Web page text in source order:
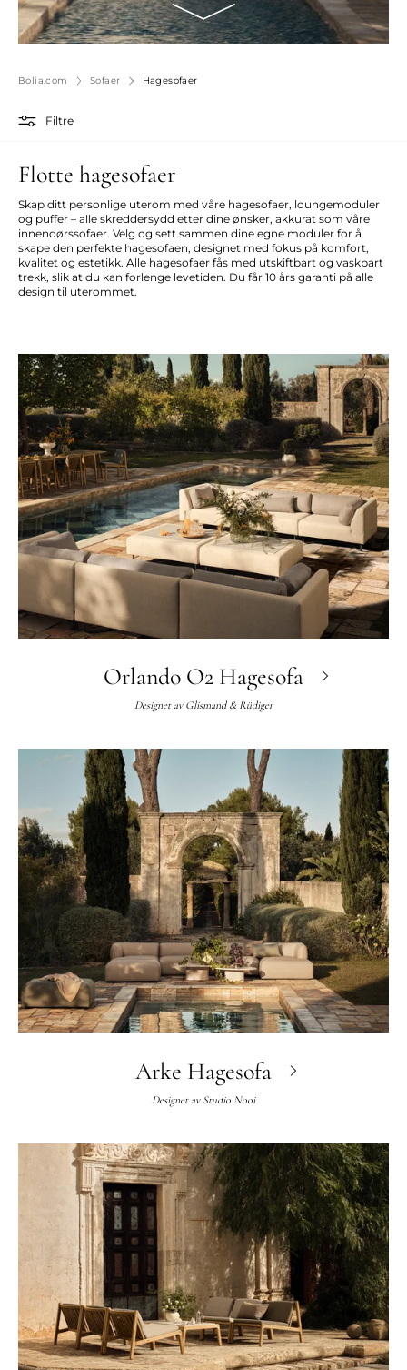
Bolia.com Sofaer Hagesofaer
Filtre
Flotte hagesofaer
Skap ditt personlige uterom med våre hagesofaer, loungemoduler
og puffer – alle skreddersydd etter dine ønsker, akkurat som våre
innendørssofaer. Velg og sett sammen dine egne moduler for å
skape den perfekte hagesofaen, designet med fokus på komfort,
kvalitet og estetikk. Alle hagesofaer fås med utskiftbart og vaskbart
trekk, slik at du kan forlenge levetiden. Du får 10 års garanti på alle
design til uterommet.
Orlando O2 Hagesofa
Designet av Glismand & Rüdiger
Arke Hagesofa
Designet av Studio Nooi